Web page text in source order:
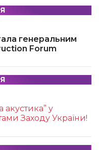
генеральним
Forum
акустика” у
Заходу України!